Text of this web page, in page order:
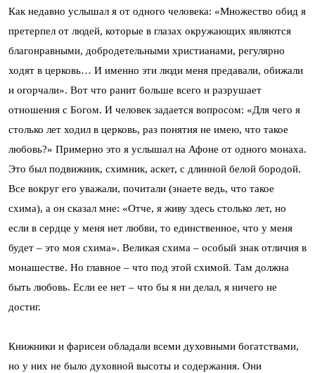
Как недавно услышал я от одного человека: «Множество обид я
претерпел от людей, которые в глазах окружающих являются
благонравными, добродетельными христианами, регулярно
ходят в церковь… И именно эти люди меня предавали, обижали
и огорчали». Вот что ранит больше всего и разрушает
отношения с Богом. И человек задается вопросом: «Для чего я
столько лет ходил в церковь, раз понятия не имею, что такое
любовь?» Примерно это я услышал на Афоне от одного монаха.
Это был подвижник, схимник, аскет, с длинной белой бородой.
Все вокруг его уважали, почитали (знаете ведь, что такое
схима), а он сказал мне: «Отче, я живу здесь столько лет, но
если в сердце у меня нет любви, то единственное, что у меня
будет – это моя схима». Великая схима – особый знак отличия в
монашестве. Но главное – что под этой схимой. Там должна
быть любовь. Если ее нет – что бы я ни делал, я ничего не
достиг.
Книжники и фарисеи обладали всеми духовными богатствами,
но у них не было духовной высоты и содержания. Они